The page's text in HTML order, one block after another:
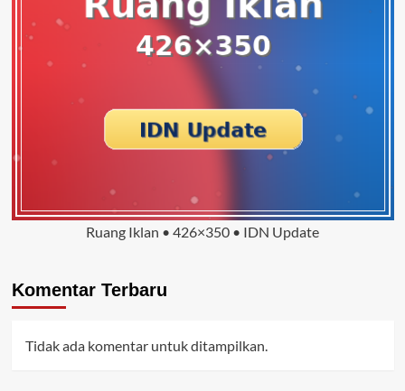
Ruang Iklan • 426×350 • IDN Update
Komentar Terbaru
Tidak ada komentar untuk ditampilkan.